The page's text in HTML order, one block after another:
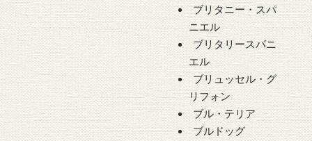
ブリタニー・スパ
ニエル
ブリタリースパニ
エル
ブリュッセル・グ
リフォン
ブル・テリア
ブルドッグ